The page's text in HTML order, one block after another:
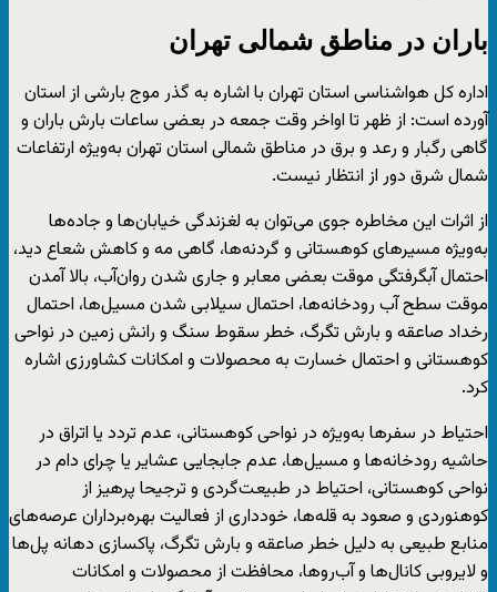
باران در مناطق شمالی تهران
اداره کل هواشناسی استان تهران با اشاره به گذر موج بارشی از استان
آورده است: از ظهر تا اواخر وقت جمعه در بعضی ساعات بارش باران و
گاهی رگبار و رعد و برق در مناطق شمالی استان تهران به‌ویژه ارتفاعات
شمال شرق دور از انتظار نیست.
از اثرات این مخاطره جوی می‌توان به لغزندگی خیابان‌ها و جاده‌ها
به‌ویژه مسیرهای کوهستانی و گردنه‌ها، گاهی مه و کاهش شعاع دید،
احتمال آبگرفتگی موقت بعضی معابر و جاری شدن روان‌آب، بالا آمدن
موقت سطح آب رودخانه‌ها، احتمال سیلابی شدن مسیل‌ها، احتمال
رخداد صاعقه و بارش تگرگ، خطر سقوط سنگ و رانش زمین در نواحی
کوهستانی و احتمال خسارت به محصولات و امکانات کشاورزی اشاره
کرد.
احتیاط در سفرها به‌ویژه در نواحی کوهستانی، عدم تردد یا اتراق در
حاشیه رودخانه‌ها و مسیل‌ها، عدم جابجایی عشایر یا چرای دام در
نواحی کوهستانی، احتیاط در طبیعت‌گردی و ترجیحا پرهیز از
کوهنوردی و صعود به قله‌ها، خودداری از فعالیت بهره‌برداران عرصه‌های
منابع طبیعی به دلیل خطر صاعقه و بارش تگرگ، پاکسازی دهانه پل‌ها
و لایروبی کانال‌ها و آب‌روها، محافظت از محصولات و امکانات